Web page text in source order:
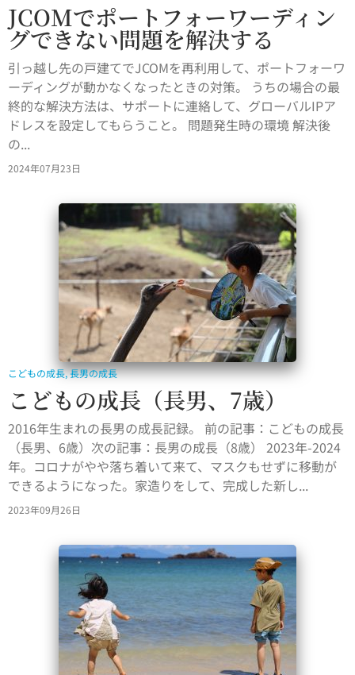
JCOMでポートフォーワーディン
グできない問題を解決する
引っ越し先の戸建てでJCOMを再利用して、ポートフォーワ
ーディングが動かなくなったときの対策。 うちの場合の最
終的な解決方法は、サポートに連絡して、グローバルIPア
ドレスを設定してもらうこと。 問題発生時の環境 解決後
の...
2024年07月23日
こどもの成長,長男の成長
こどもの成長（長男、7歳）
2016年生まれの長男の成長記録。 前の記事：こどもの成長
（長男、6歳）次の記事：長男の成長（8歳） 2023年-2024
年。コロナがやや落ち着いて来て、マスクもせずに移動が
できるようになった。家造りをして、完成した新し...
2023年09月26日